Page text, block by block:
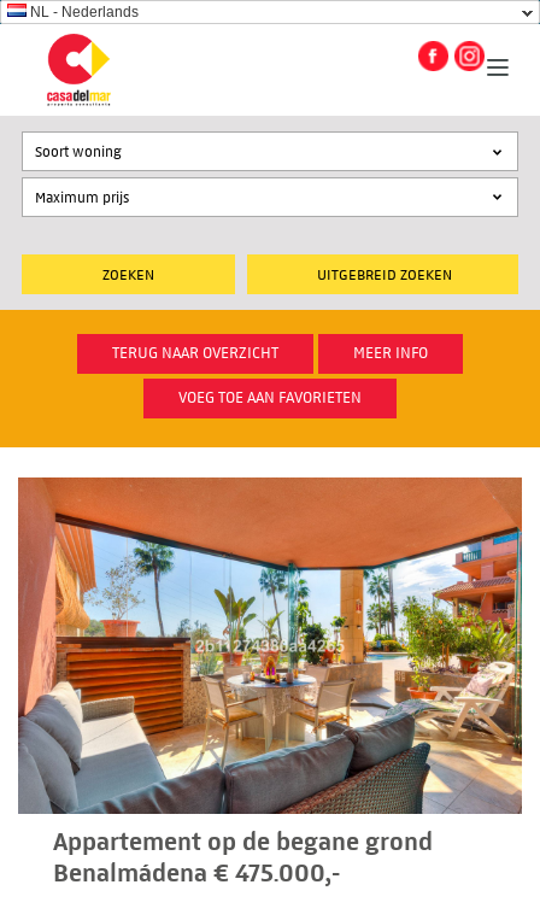
NL - Nederlands
UITGEBREID ZOEKEN
Soort woning
TERUG NAAR OVERZICHT MEER INFO
VOEG TOE AAN FAVORIETEN
Appartement op de begane grond
Benalmádena € 475.000,-